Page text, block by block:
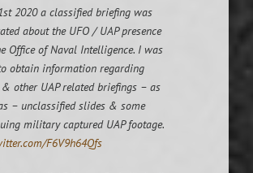
2020 a classified briefing was
about the UFO / UAP presence
Office of Naval Intelligence. I was
obtain information regarding
& other UAP related briefings – as
– unclassified slides & some
military captured UAP footage.
F6V9h64Qfs